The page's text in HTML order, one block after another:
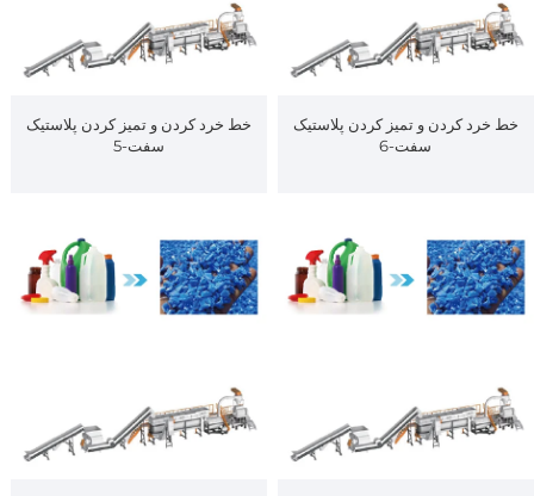
خط خرد کردن و تمیز کردن پلاستیک
سفت-6
خط خرد کردن و تمیز کردن پلاستیک
سفت-5